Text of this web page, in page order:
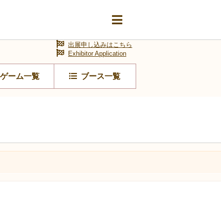
ゲーム一覧 ブース一覧
出展申し込みはこちら
Exhibitor Application